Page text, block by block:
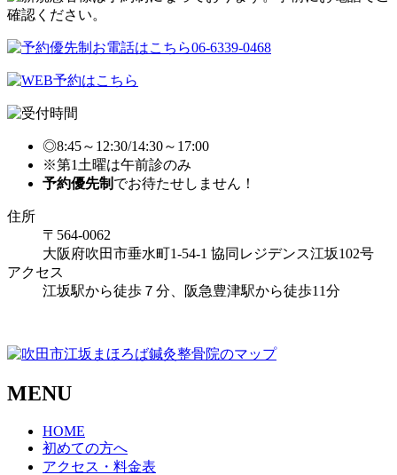
◎8:45～12:30/14:30～17:00
※第1土曜は午前診のみ
予約優先制 でお待たせしません！
住所
〒564-0062
大阪府吹田市垂水町1-54-1 協同レジデンス江坂102号
アクセス
江坂駅から徒歩７分、阪急豊津駅から徒歩11分
MENU
HOME
初めての方へ
アクセス・料金表